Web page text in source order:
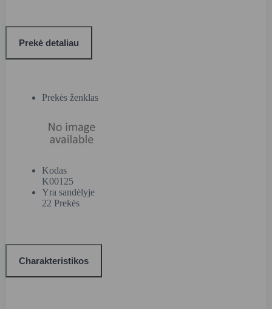
Prekė detaliau
Prekės ženklas
Kodas
K00125
Yra sandėlyje
22 Prekės
Charakteristikos